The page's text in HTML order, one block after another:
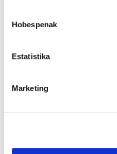
Hobespenak
Estatistika
Marketing
Ertzaintzaren
(laguntzako
Segurtasun-arloko
eza; batez ere, 53
protokoloak.